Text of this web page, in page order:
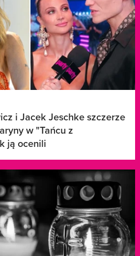
i Jacek Jeschke szczerze
w "Tańcu z
ją ocenili